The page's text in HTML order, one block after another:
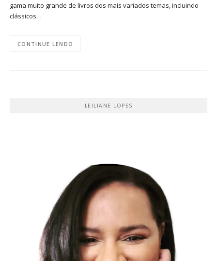
gama muito grande de livros dos mais variados temas, incluindo
clássicos…
CONTINUE LENDO
LEILIANE LOPES